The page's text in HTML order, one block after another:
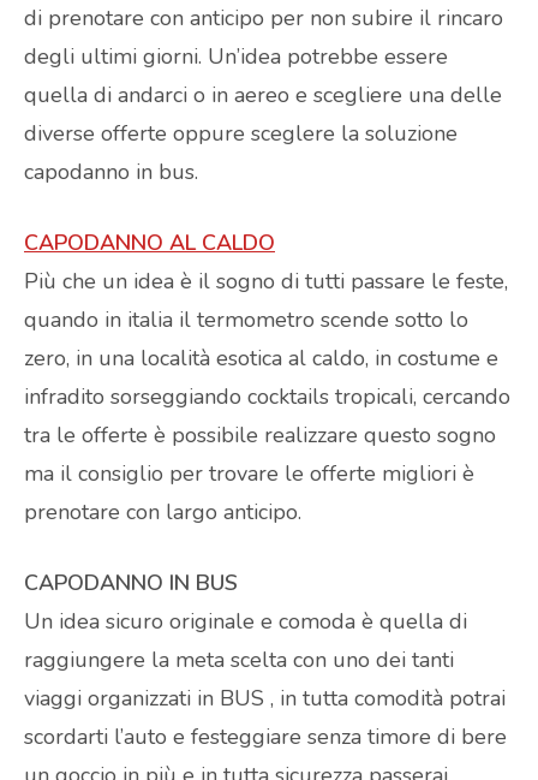
di prenotare con anticipo per non subire il rincaro
degli ultimi giorni. Un’idea potrebbe essere
quella di andarci o in aereo e scegliere una delle
diverse offerte oppure sceglere la soluzione
capodanno in bus.
CAPODANNO AL CALDO
Più che un idea è il sogno di tutti passare le feste,
quando in italia il termometro scende sotto lo
zero, in una località esotica al caldo, in costume e
infradito sorseggiando cocktails tropicali, cercando
tra le offerte è possibile realizzare questo sogno
ma il consiglio per trovare le offerte migliori è
prenotare con largo anticipo.
CAPODANNO IN BUS
Un idea sicuro originale e comoda è quella di
raggiungere la meta scelta con uno dei tanti
viaggi organizzati in BUS , in tutta comodità potrai
scordarti l’auto e festeggiare senza timore di bere